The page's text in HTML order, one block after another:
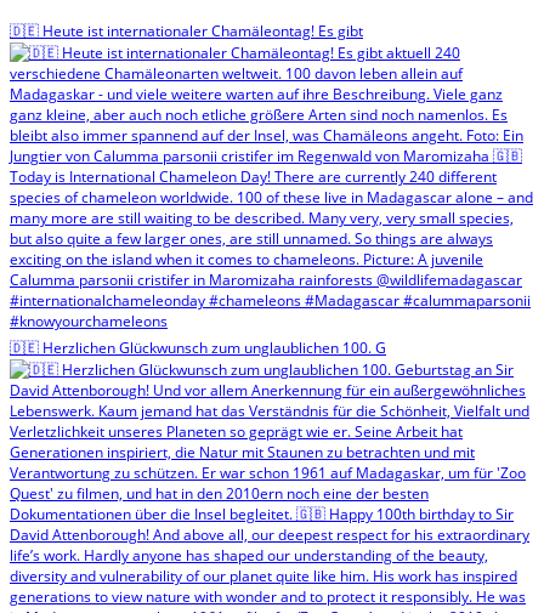
🇩🇪 Heute ist internationaler Chamäleontag! Es gibt
🇩🇪 Herzlichen Glückwunsch zum unglaublichen 100. G